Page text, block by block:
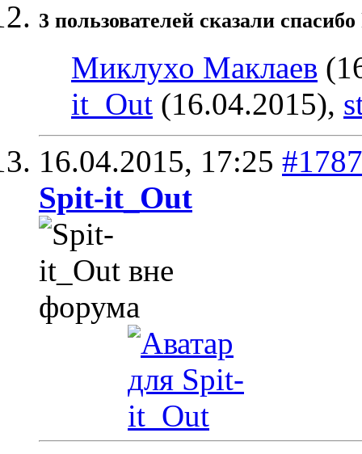
3 пользователей сказали
Миклухо Маклаев
it_Out (16.04.2015),
16.04.2015, 17:25 #1787
Spit-it_Out